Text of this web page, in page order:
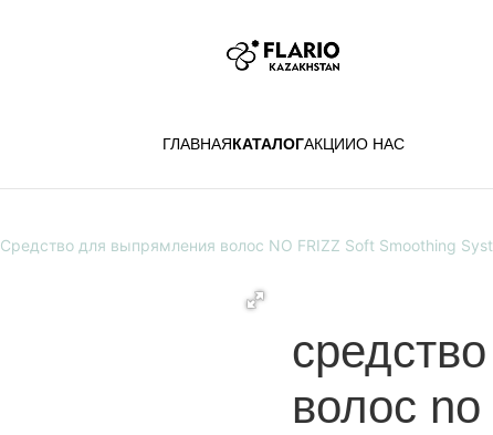
ГЛАВНАЯКАТАЛОГАКЦИИО НАС
Средство для выпрямления волос NO FRIZZ Soft Smoothing
волос